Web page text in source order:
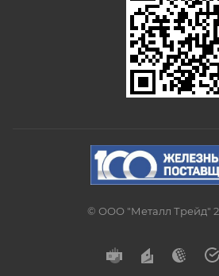
© ООО "Металл Трейд"